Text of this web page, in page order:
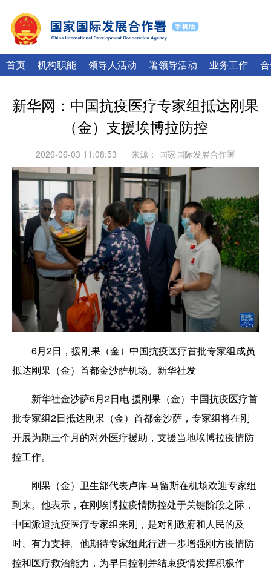
首页 机构职能 领导人活动 署领导活动 业务工作
新华网：中国抗疫医疗专家组抵达刚果
（金）支援埃博拉防控
2026-06-03 11:08:53 来源： 国家国际发展合作署
6月2日，援刚果（金）中国抗疫医疗首批专家组成员
抵达刚果（金）首都金沙萨机场。新华社发
新华社金沙萨6月2日电 援刚果（金）中国抗疫医疗首
批专家组2日抵达刚果（金）首都金沙萨，专家组将在刚
开展为期三个月的对外医疗援助，支援当地埃博拉疫情防
控工作。
刚果（金）卫生部代表卢库·马留斯在机场欢迎专家组
到来。他表示，在刚埃博拉疫情防控处于关键阶段之际，
中国派遣抗疫医疗专家组来刚，是对刚政府和人民的及
时、有力支持。他期待专家组此行进一步增强刚方疫情防
控和医疗救治能力，为早日控制并结束疫情发挥积极作